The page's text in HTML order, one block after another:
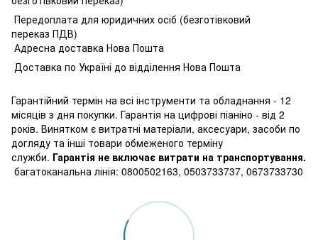
Передоплата для юридичних осіб (безготівковий
переказ ПДВ)
Адресна доставка Нова Пошта
Доставка по Україні до відділення Нова Пошта
Гарантійний термін на всі інструменти та обладнання - 12
місяців з дня покупки. Гарантія на цифрові піаніно - від 2
років. Винятком є витратні матеріали, аксесуари, засоби по
догляду та інші товари обмеженого терміну
служби. Гарантія не включає витрати на транспортування.
багатоканальна лінія: 0800502163, 0503733737, 0673733730